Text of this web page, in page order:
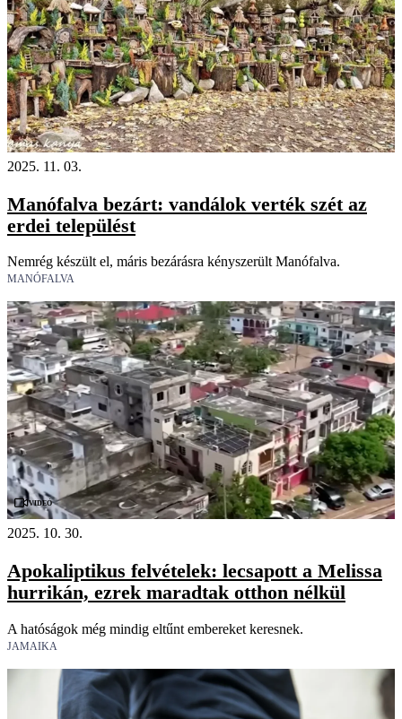
2025. 11. 03.
Manófalva bezárt: vandálok verték szét az
erdei települést
Nemrég készült el, máris bezárásra kényszerült Manófalva.
MANÓFALVA
Videó
2025. 10. 30.
Apokaliptikus felvételek: lecsapott a Melissa
hurrikán, ezrek maradtak otthon nélkül
A hatóságok még mindig eltűnt embereket keresnek.
JAMAIKA